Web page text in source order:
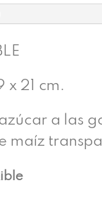
x 21 cm.
a las
maíz